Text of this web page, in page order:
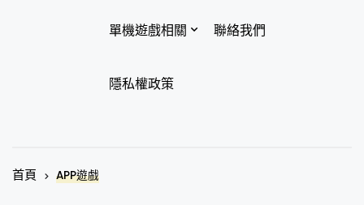
單機遊戲相關 聯絡我們
隱私權政策
首頁 APP遊戲